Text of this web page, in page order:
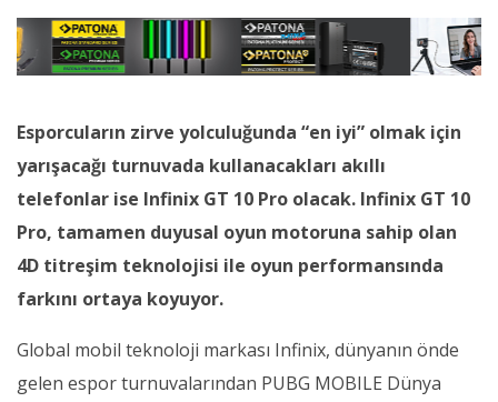
Esporcuların zirve yolculuğunda “en iyi” olmak için
yarışacağı turnuvada kullanacakları akıllı
telefonlar ise Infinix GT 10 Pro olacak. Infinix GT 10
Pro, tamamen duyusal oyun motoruna sahip olan
4D titreşim teknolojisi ile oyun performansında
farkını ortaya koyuyor.
Global mobil teknoloji markası Infinix, dünyanın önde
gelen espor turnuvalarından PUBG MOBILE Dünya